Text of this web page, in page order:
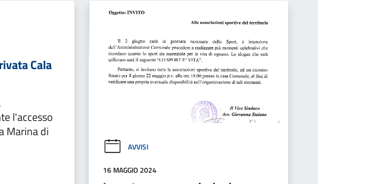
Cala
l'accesso
Marina di
AVVISI
16 MAGGIO 2024